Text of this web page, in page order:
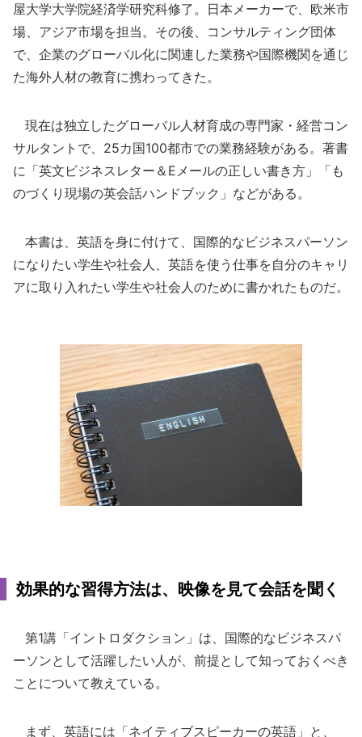
屋大学大学院経済学研究科修了。日本メーカーで、欧米市
場、アジア市場を担当。その後、コンサルティング団体
で、企業のグローバル化に関連した業務や国際機関を通じ
た海外人材の教育に携わってきた。
現在は独立したグローバル人材育成の専門家・経営コン
サルタントで、25カ国100都市での業務経験がある。著書
に「英文ビジネスレター＆Eメールの正しい書き方」「も
のづくり現場の英会話ハンドブック」などがある。
本書は、英語を身に付けて、国際的なビジネスパーソン
になりたい学生や社会人、英語を使う仕事を自分のキャリ
アに取り入れたい学生や社会人のために書かれたものだ。
効果的な習得方法は、映像を見て会話を聞く
第1講「イントロダクション」は、国際的なビジネスパ
ーソンとして活躍したい人が、前提として知っておくべき
ことについて教えている。
まず、英語には「ネイティブスピーカーの英語」と、